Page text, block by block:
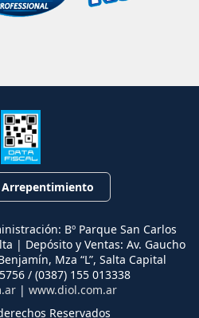
Bº Parque San Carlos
| Depósito y Ventas: Av. Gaucho
Mza “L”, Salta Capital
/ (0387) 155 013338
| www.diol.com.ar
Reservados